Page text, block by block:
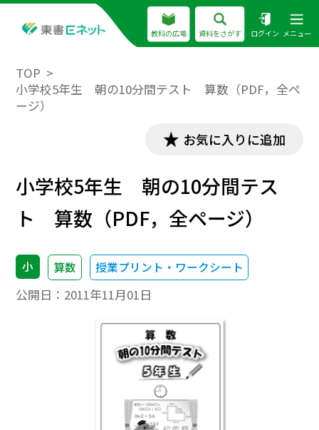
教科の広場 資料をさがす ログイン メニュー
TOP
小学校5年生 朝の10分間テスト 算数（PDF，全ペ
ージ）
お気に入りに追加
小学校5年生 朝の10分間テス
ト 算数（PDF，全ページ）
小 算数 授業プリント・ワークシート
公開日： 2011年11月01日